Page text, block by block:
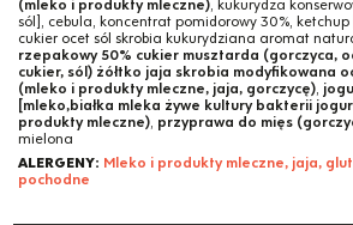
(mleko i produkty mleczne), kukurydza
sól], cebula, koncentrat pomidorowy 30%,
cukier ocet sól skrobia kukurydziana aromat
rzepakowy 50% cukier musztarda (gorczyca,
cukier, sól) żółtko jaja skrobia modyfikowana
(mleko i produkty mleczne, jaja, gorczycę),
[mleko,białka mleka żywe kultury bakterii
produkty mleczne), przyprawa do mięs
mielona
ALERGENY: Mleko i produkty mleczne, jaja,
pochodne